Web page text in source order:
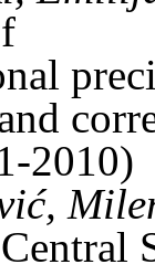
2010)